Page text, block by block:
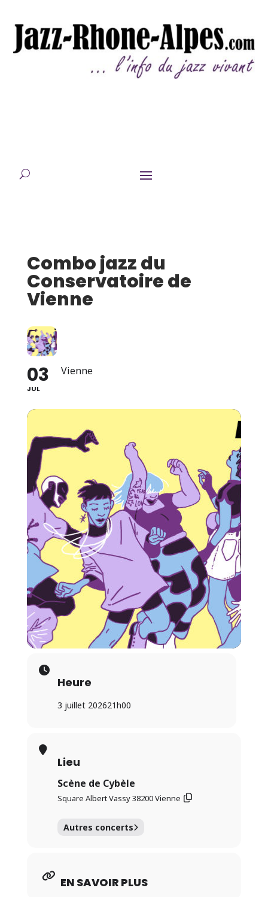
Combo jazz du
Conservatoire de
Vienne
03
JUL
Vienne
Heure
3 juillet 202621h00
Lieu
Scène de Cybèle
Square Albert Vassy 38200 Vienne
Autres concerts
EN SAVOIR PLUS